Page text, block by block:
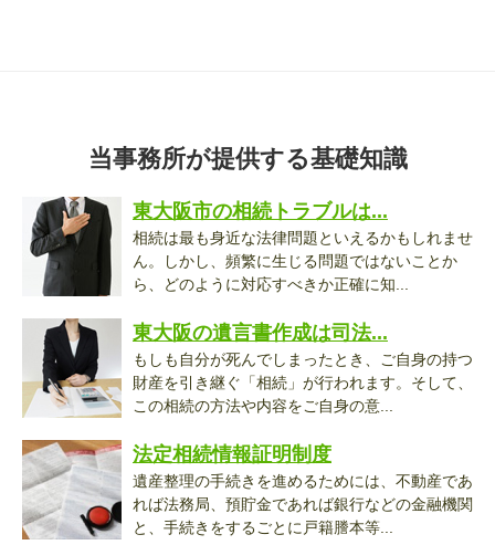
当事務所が提供する基礎知識
東大阪市の相続トラブルは...
相続は最も身近な法律問題といえるかもしれませ
ん。しかし、頻繁に生じる問題ではないことか
ら、どのように対応すべきか正確に知...
東大阪の遺言書作成は司法...
もしも自分が死んでしまったとき、ご自身の持つ
財産を引き継ぐ「相続」が行われます。そして、
この相続の方法や内容をご自身の意...
法定相続情報証明制度
遺産整理の手続きを進めるためには、不動産であ
れば法務局、預貯金であれば銀行などの金融機関
と、手続きをするごとに戸籍謄本等...